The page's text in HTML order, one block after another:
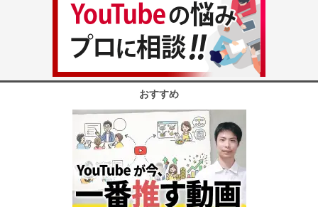
おすすめ